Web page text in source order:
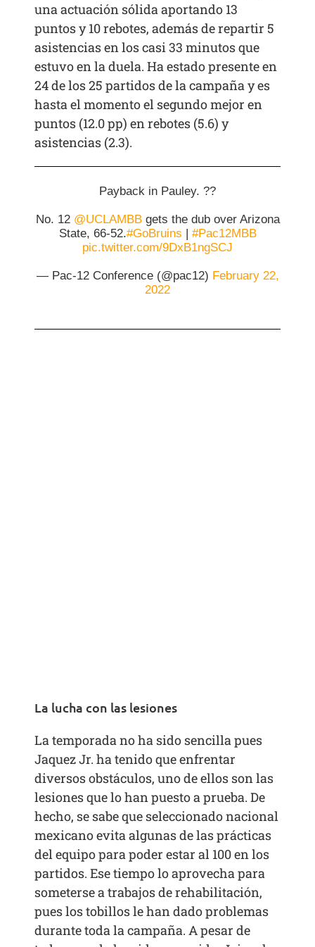
una actuación sólida aportando 13
puntos y 10 rebotes, además de repartir 5
asistencias en los casi 33 minutos que
estuvo en la duela. Ha estado presente en
24 de los 25 partidos de la campaña y es
hasta el momento el segundo mejor en
puntos (12.0 pp) en rebotes (5.6) y
asistencias (2.3).
Payback in Pauley. ??
No. 12 @UCLAMBBgets the dub over Arizona
State, 66-52.#GoBruins
#Pac12MBB
pic.twitter.com/9DxB1ngSCJ
— Pac-12 Conference (@pac12) February 22,
2022
La lucha con las lesiones
La temporada no ha sido sencilla pues
Jaquez Jr. ha tenido que enfrentar
diversos obstáculos, uno de ellos son las
lesiones que lo han puesto a prueba. De
hecho, se sabe que seleccionado nacional
mexicano evita algunas de las prácticas
del equipo para poder estar al 100 en los
partidos. Ese tiempo lo aprovecha para
someterse a trabajos de rehabilitación,
pues los tobillos le han dado problemas
durante toda la campaña. A pesar de